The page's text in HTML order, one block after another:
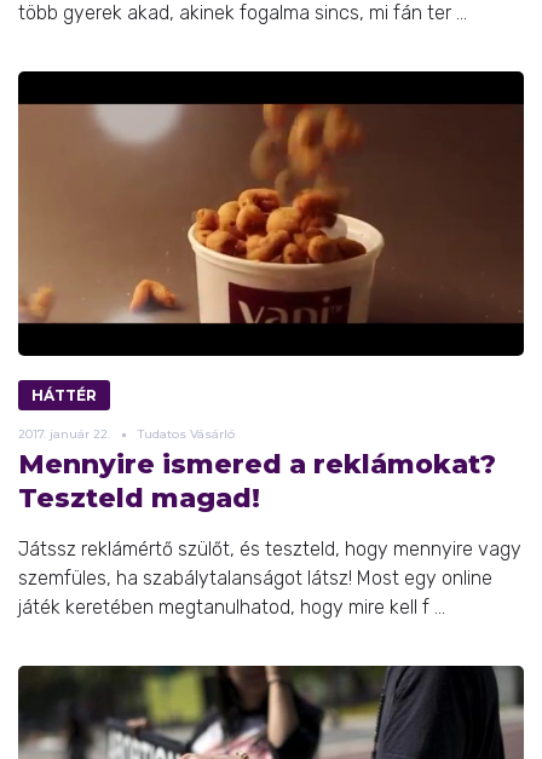
több gyerek akad, akinek fogalma sincs, mi fán ter ...
HÁTTÉR
2017. január 22. Tudatos Vásárló
Mennyire ismered a reklámokat?
Teszteld magad!
Játssz reklámértő szülőt, és teszteld, hogy mennyire vagy
szemfüles, ha szabálytalanságot látsz! Most egy online
játék keretében megtanulhatod, hogy mire kell f ...